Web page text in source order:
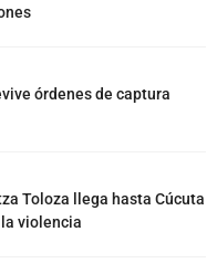
órdenes de captura
Toloza llega hasta Cúcuta
violencia